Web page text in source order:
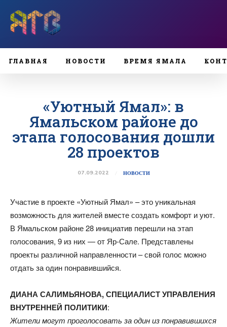
ГЛАВНАЯ НОВОСТИ ВРЕМЯ ЯМАЛА
«Уютный Ямал»: в
Ямальском районе до
этапа голосования дошли
28 проектов
07.09.2022 НОВОСТИ
Участие в проекте «Уютный Ямал» – это уникальная
возможность для жителей вместе создать комфорт и уют.
В Ямальском районе 28 инициатив перешли на этап
голосования, 9 из них — от Яр-Сале. Представлены
проекты различной направленности – свой голос можно
отдать за один понравившийся.
ДИАНА САЛИМЬЯНОВА, СПЕЦИАЛИСТ УПРАВЛЕНИЯ
ВНУТРЕННЕЙ ПОЛИТИКИ:
Жители могут проголосовать за один из понравившихся